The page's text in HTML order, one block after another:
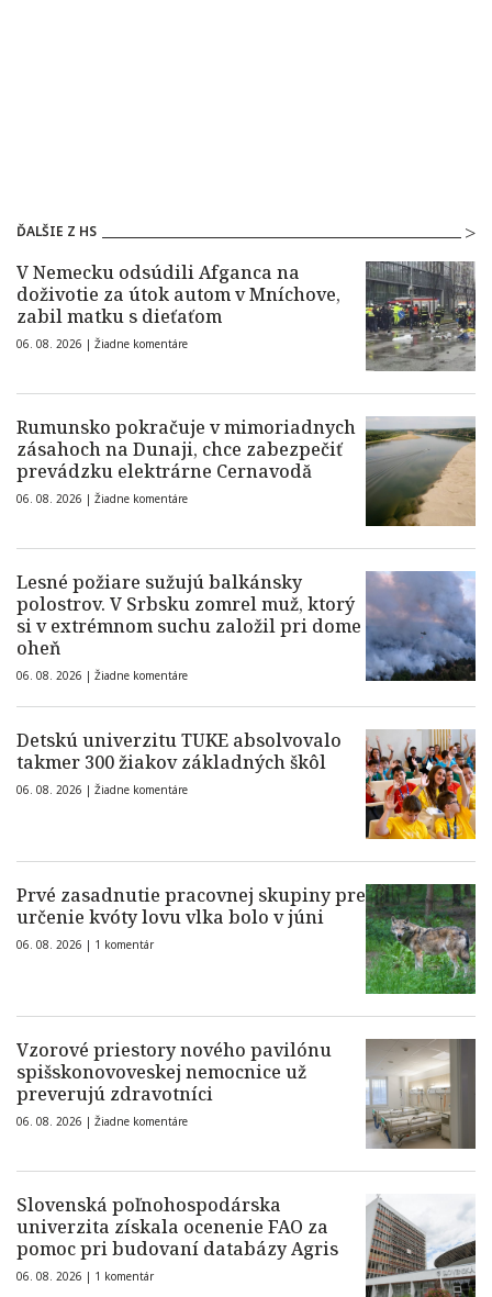
ĎALŠIE Z HS
V Nemecku odsúdili Afganca na
doživotie za útok autom v Mníchove,
zabil matku s dieťaťom
06. 08. 2026 | Žiadne komentáre
Rumunsko pokračuje v mimoriadnych
zásahoch na Dunaji, chce zabezpečiť
prevádzku elektrárne Cernavodă
06. 08. 2026 | Žiadne komentáre
Lesné požiare sužujú balkánsky
polostrov. V Srbsku zomrel muž, ktorý
si v extrémnom suchu založil pri dome
oheň
06. 08. 2026 | Žiadne komentáre
Detskú univerzitu TUKE absolvovalo
takmer 300 žiakov základných škôl
06. 08. 2026 | Žiadne komentáre
Prvé zasadnutie pracovnej skupiny pre
určenie kvóty lovu vlka bolo v júni
06. 08. 2026 | 1 komentár
Vzorové priestory nového pavilónu
spišskonovoveskej nemocnice už
preverujú zdravotníci
06. 08. 2026 | Žiadne komentáre
Slovenská poľnohospodárska
univerzita získala ocenenie FAO za
pomoc pri budovaní databázy Agris
06. 08. 2026 | 1 komentár